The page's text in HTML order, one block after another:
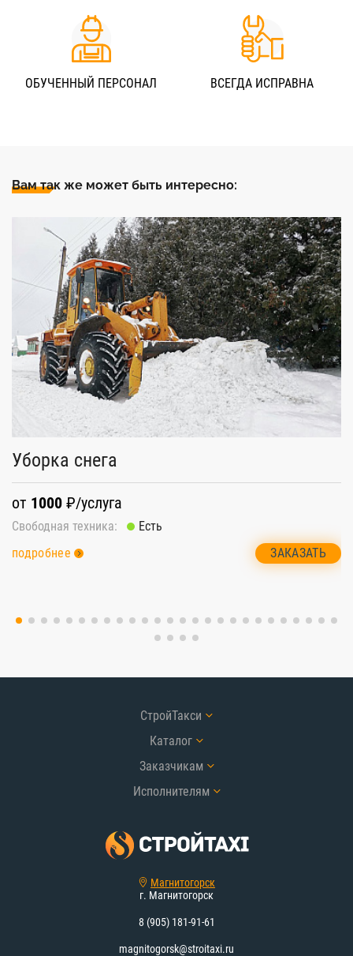
ОБУЧЕННЫЙ ПЕРСОНАЛ ВСЕГДА ИСПРАВНА
Вам так же может быть интересно:
Уборка снега
от 1000 ₽/услуга
Свободная техника:
Есть
подробнее
ЗАКАЗАТЬ
СтройТакси
Каталог
Заказчикам
Исполнителям
Магнитогорск
г. Магнитогорск
8 (905) 181-91-61
magnitogorsk@stroitaxi.ru